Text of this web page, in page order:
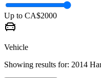
Up to CA$2000
Vehicle
Showing results for: 2014